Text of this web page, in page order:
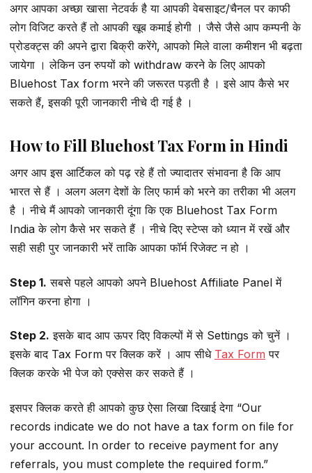
अगर आपका अच्छा खासा नेटवर्क है या आपकी वेबसाइट/चैनल पर काफी
लोग विजिट करते हैं तो आपकी खूब कमाई होगी । जैसे जैसे आप कम्पनी के
प्रोडक्ट्स की अपने द्वारा बिक्री करेंगे, आपको मिले वाला कमीशन भी बढ़ता
जायेगा । लेकिन उन रुपयों को withdraw करने के लिए आपको
Bluehost Tax form भरने की जरूरत पड़ती है । इसे आप कैसे भर
सकते हैं, इसकी पूरी जानकारी नीचे दी गई है ।
How to Fill Bluehost Tax Form in Hindi
अगर आप इस आर्टिकल को पढ़ रहे हैं तो ज्यादातर संभावना है कि आप
भारत से हैं । अलग अलग देशों के लिए फार्म को भरने का तरीका भी अलग
है । नीचे मैं आपको जानकारी दूंगा कि एक Bluehost Tax Form
India के लोग कैसे भर सकते हैं । नीचे दिए स्टेप्स को ध्यान में रखें और
सही सही पुर जानकारी भरें ताकि आपका फॉर्म रिजेक्ट न हो ।
Step 1. सबसे पहले आपको अपने Bluehost Affiliate Panel में
लॉगिन करना होगा ।
Step 2. इसके बाद आप ऊपर दिए विकल्पों में से Settings को चुनें ।
इसके बाद Tax Form पर क्लिक करें । आप सीधे Tax Form पर
क्लिक करके भी पेज को एक्सेस कर सकते हैं ।
इसपर क्लिक करते ही आपको कुछ ऐसा लिखा दिखाई देगा “Our
records indicate we do not have a tax form on file for
your account. In order to receive payment for any
referrals, you must complete the required form.”